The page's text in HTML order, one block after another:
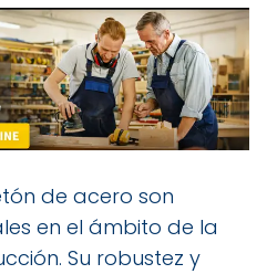
de acero son
en el ámbito de la
Su robustez y